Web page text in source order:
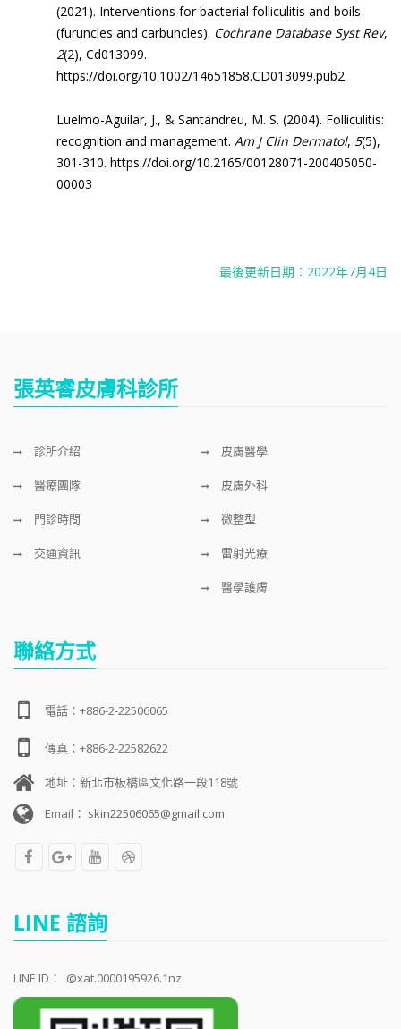
(2021). Interventions for bacterial folliculitis and boils
(furuncles and carbuncles). Cochrane Database Syst Rev,
2(2), Cd013099.
https://doi.org/10.1002/14651858.CD013099.pub2
Luelmo-Aguilar, J., & Santandreu, M. S. (2004). Folliculitis:
recognition and management. Am J Clin Dermatol, 5(5),
301-310. https://doi.org/10.2165/00128071-200405050-
00003
最後更新日期：2022年7月4日
張英睿皮膚科診所
診所介紹 皮膚醫學
醫療團隊 皮膚外科
門診時間 微整型
交通資訊 雷射光療
醫學護膚
聯絡方式
電話：+886-2-22506065
傳真：+886-2-22582622
地址：新北市板橋區文化路一段118號
Email： skin22506065@gmail.com
LINE 諮詢
LINE ID： @xat.0000195926.1nz